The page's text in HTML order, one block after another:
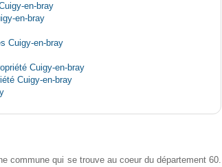
en-bray
en-bray
Cuigy-en-bray
Cuigy-en-bray
Cuigy-en-bray
commune qui se trouve au coeur du département 60.